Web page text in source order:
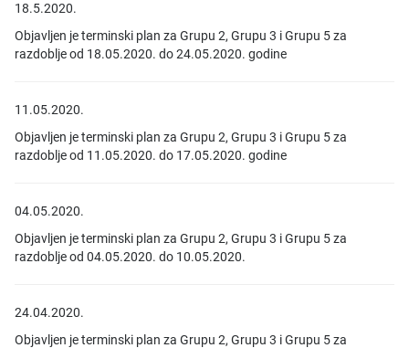
18.5.2020.
Objavljen je terminski plan za Grupu 2, Grupu 3 i Grupu 5 za
razdoblje od 18.05.2020. do 24.05.2020. godine
11.05.2020.
Objavljen je terminski plan za Grupu 2, Grupu 3 i Grupu 5 za
razdoblje od 11.05.2020. do 17.05.2020. godine
04.05.2020.
Objavljen je terminski plan za Grupu 2, Grupu 3 i Grupu 5 za
razdoblje od 04.05.2020. do 10.05.2020.
24.04.2020.
Objavljen je terminski plan za Grupu 2, Grupu 3 i Grupu 5 za